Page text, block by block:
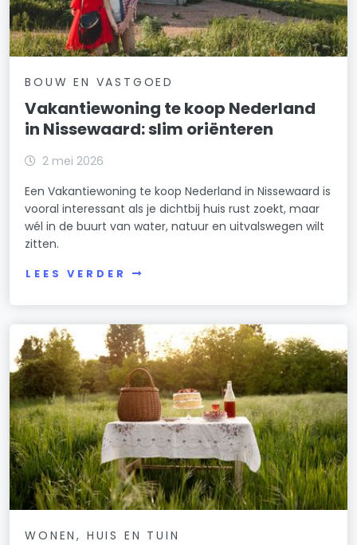
BOUW EN VASTGOED
Vakantiewoning te koop Nederland
in Nissewaard: slim oriënteren
2 mei 2026
Een Vakantiewoning te koop Nederland in Nissewaard is
vooral interessant als je dichtbij huis rust zoekt, maar
wél in de buurt van water, natuur en uitvalswegen wilt
zitten.
LEES VERDER
WONEN, HUIS EN TUIN